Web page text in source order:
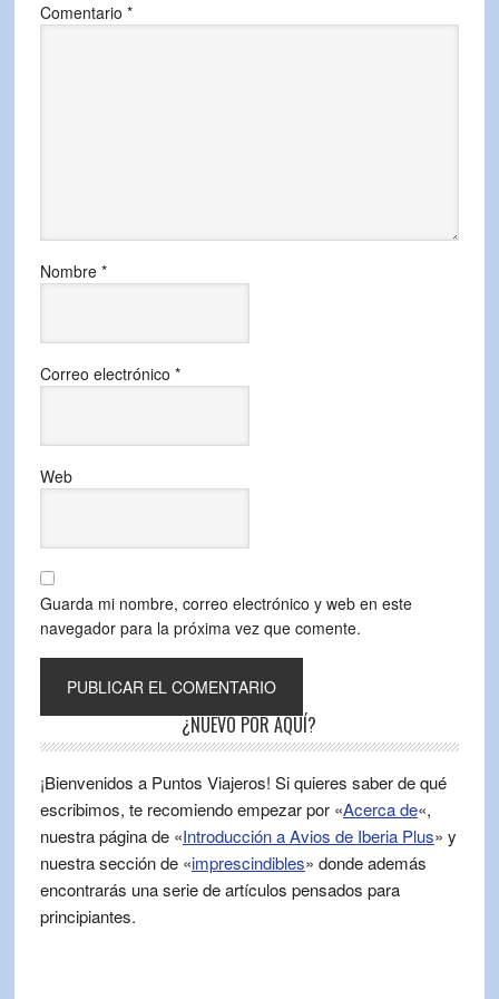
Comentario *
Nombre *
Correo electrónico *
Web
Guarda mi nombre, correo electrónico y web en este
navegador para la próxima vez que comente.
¿NUEVO POR AQUÍ?
¡Bienvenidos a Puntos Viajeros! Si quieres saber de qué
escribimos, te recomiendo empezar por «Acerca de«,
nuestra página de «Introducción a Avios de Iberia Plus» y
nuestra sección de «imprescindibles» donde además
encontrarás una serie de artículos pensados para
principiantes.